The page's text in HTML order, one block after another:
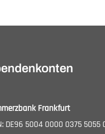
Frankfurt
DE96 5004 0000 0375 5055